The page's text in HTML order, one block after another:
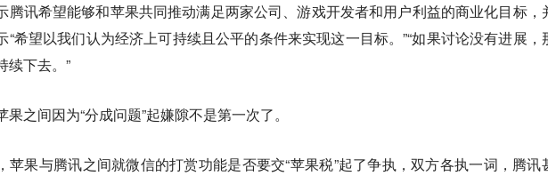
腾讯希望能够和苹果共同推动满足两家公司、游戏开发者和用户利益的商业化目标，
“希望以我们认为经济上可持续且公平的条件来实现这一目标。”“如果讨论没有进展，
续下去。”
果之间因为“分成问题”起嫌隙不是第一次了。
苹果与腾讯之间就微信的打赏功能是否要交“苹果税”起了争执，双方各执一词，腾讯